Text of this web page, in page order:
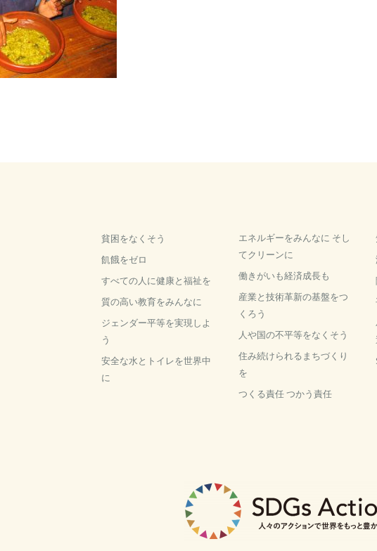
貧困をなくそう
飢餓をゼロ
すべての人に健康と福祉を
質の高い教育をみんなに
ジェンダー平等を実現しよ
う
安全な水とトイレを世界中
に
エネルギーをみんなに そし
てクリーンに
働きがいも経済成長も
産業と技術革新の基盤をつ
くろう
人や国の不平等をなくそう
住み続けられるまちづくり
を
つくる責任 つかう責任